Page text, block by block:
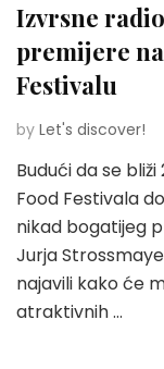
Izvrsne
premijere
Festivalu
by Let's discover!
Budući da se
Food Festivala
nikad bogatijeg
Jurja
najavili kako će
atraktivnih …